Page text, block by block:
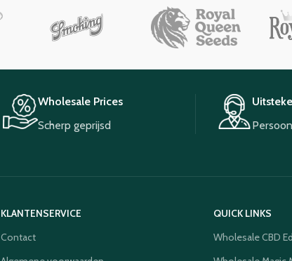
Wholesale Prices
Scherp geprijsd
KLANTENSERVICE
Contact
QUICK LINKS
Wholesale CBD